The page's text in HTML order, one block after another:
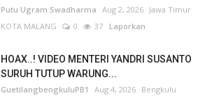
Putu Ugram Swadharma Aug 2, 2026 Jawa Timur
KOTA MALANG
0 37 Laporkan
HOAX..! VIDEO MENTERI YANDRI SUSANTO
SURUH TUTUP WARUNG...
GuetilangbengkuluPB1 Aug 4, 2026 Bengkulu